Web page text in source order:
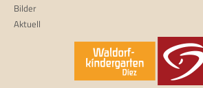
Bilder
Aktuell